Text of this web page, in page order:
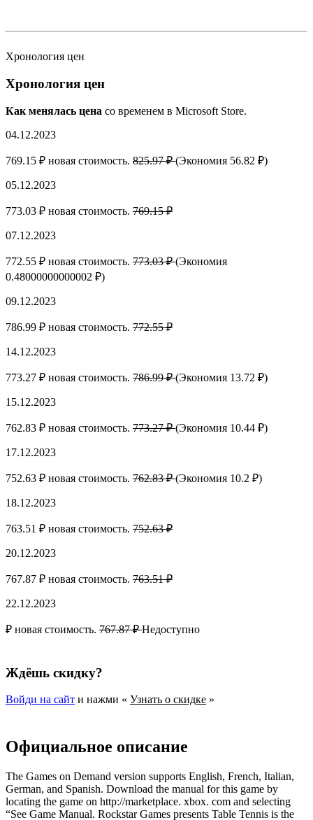
Хронология цен
Хронология цен
Как менялась цена со временем в Microsoft Store.
04.12.2023
769.15 ₽ новая стоимость. 825.97 ₽(Экономия 56.82 ₽)
05.12.2023
773.03 ₽ новая стоимость. 769.15 ₽
07.12.2023
772.55 ₽ новая стоимость. 773.03 ₽(Экономия
0.48000000000002 ₽)
09.12.2023
786.99 ₽ новая стоимость. 772.55 ₽
14.12.2023
773.27 ₽ новая стоимость. 786.99 ₽(Экономия 13.72 ₽)
15.12.2023
762.83 ₽ новая стоимость. 773.27 ₽(Экономия 10.44 ₽)
17.12.2023
752.63 ₽ новая стоимость. 762.83 ₽(Экономия 10.2 ₽)
18.12.2023
763.51 ₽ новая стоимость. 752.63 ₽
20.12.2023
767.87 ₽ новая стоимость. 763.51 ₽
22.12.2023
₽ новая стоимость. 767.87 ₽Недоступно
Ждёшь скидку?
Войди на сайт и нажми « Узнать о скидке »
Официальное описание
The Games on Demand version supports English, French, Italian,
German, and Spanish. Download the manual for this game by
locating the game on http://marketplace. xbox. com and selecting
“See Game Manual. Rockstar Games presents Table Tennis is the